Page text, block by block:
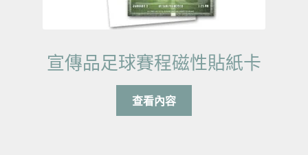
宣傳品足球賽程磁性貼紙卡
查看內容